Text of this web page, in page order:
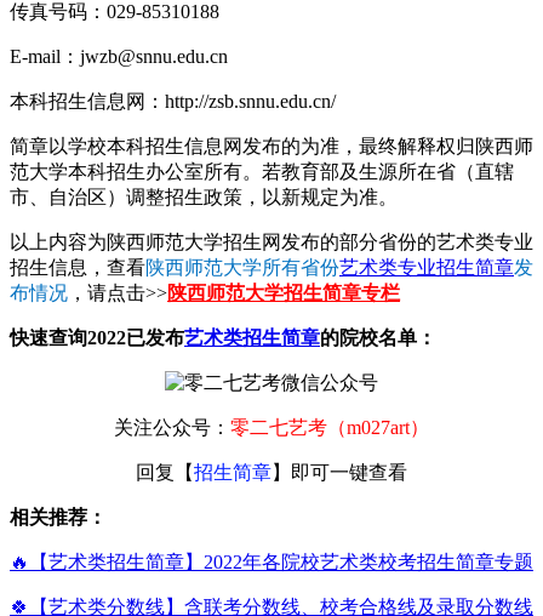
传真号码：029-85310188
E-mail：jwzb@snnu.edu.cn
本科招生信息网：http://zsb.snnu.edu.cn/
简章以学校本科招生信息网发布的为准，最终解释权归陕西师
范大学本科招生办公室所有。若教育部及生源所在省（直辖
市、自治区）调整招生政策，以新规定为准。
以上内容为陕西师范大学招生网发布的部分省份的艺术类专业
招生信息，查看陕西师范大学所有省份艺术类专业招生简章发
布情况 ，请点击>>陕西师范大学招生简章专栏
快速查询2022已发布艺术类招生简章的院校名单：
关注公众号： 零二七艺考（m027art）
回复【招生简章】即可一键查看
相关推荐：
🔥【艺术类招生简章】2022年各院校艺术类校考招生简章专题
🍀【艺术类分数线】含联考分数线、校考合格线及录取分数线